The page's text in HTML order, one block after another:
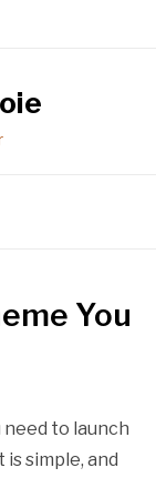
You
to launch
simple, and